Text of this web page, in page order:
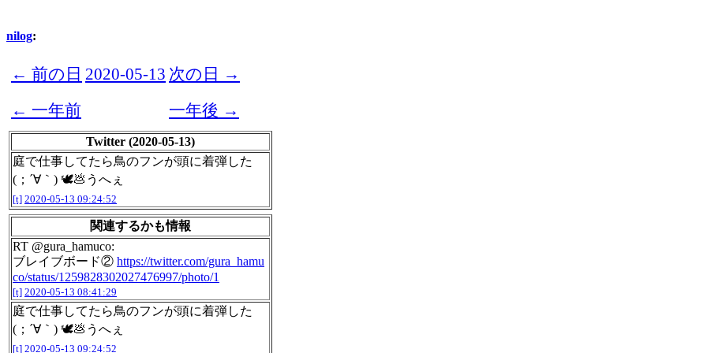
nilog:
← 前の日 2020-05-13 次の日 →
← 一年前
一年後 →
Twitter (2020-05-13)
庭で仕事してたら鳥のフンが頭に着弾した
(；´∀｀) 🕊💩うへぇ
[t] 2020-05-13 09:24:52
関連するかも情報
RT @gura_hamuco:
ブレイブボード② https://twitter.com/gura_hamu
co/status/1259828302027476997/photo/1
[t] 2020-05-13 08:41:29
庭で仕事してたら鳥のフンが頭に着弾した
(；´∀｀) 🕊💩うへぇ
[t] 2020-05-13 09:24:52